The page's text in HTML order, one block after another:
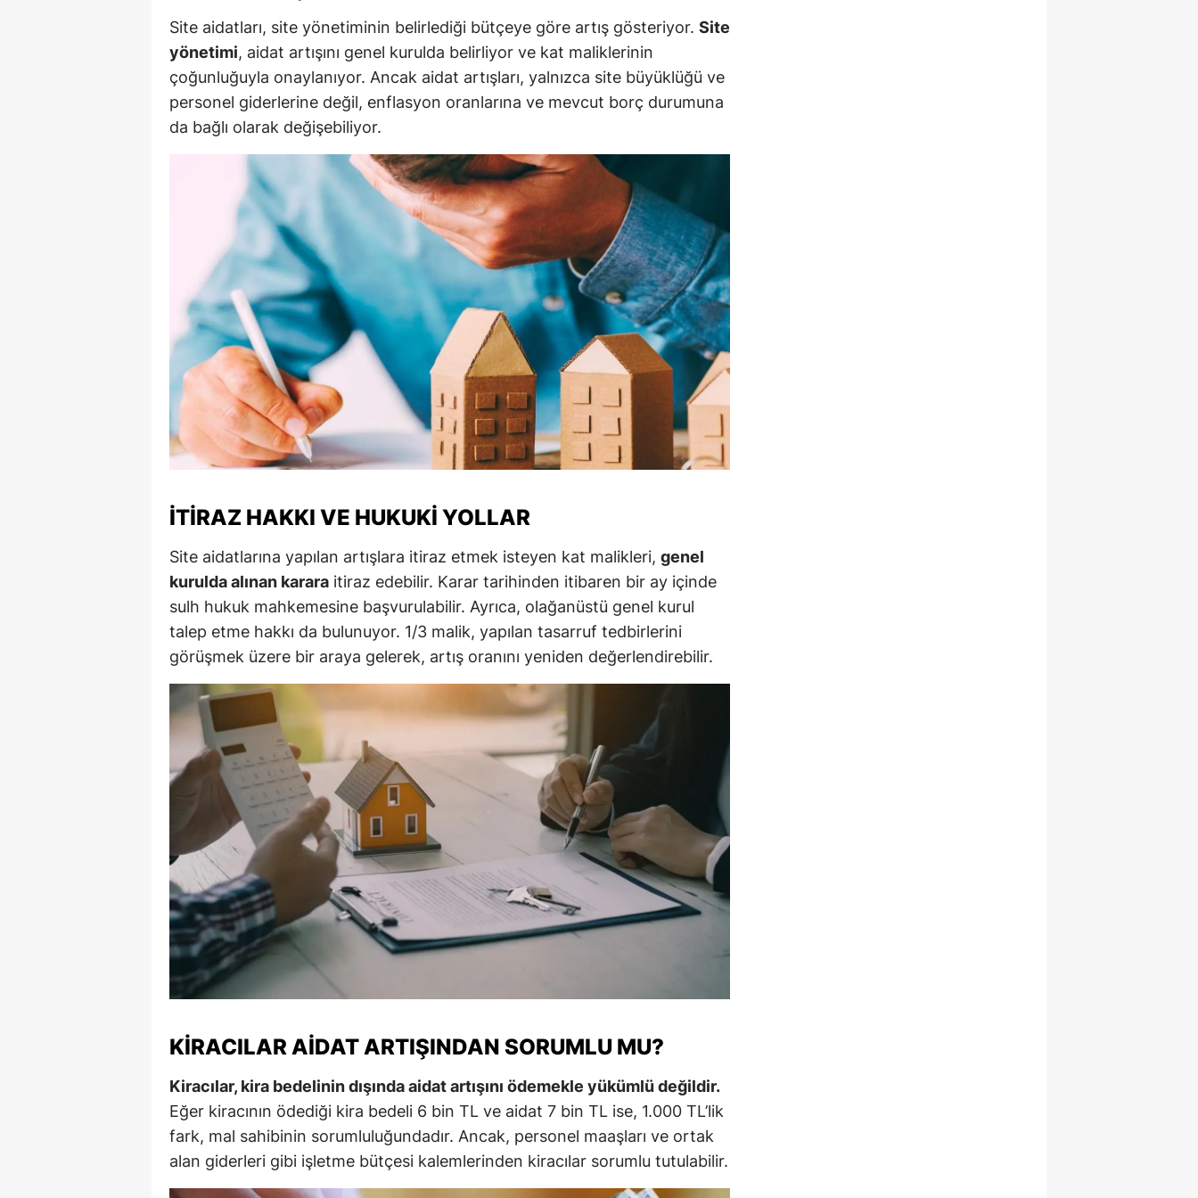
Mersin
İstanbul
İzmir
Kastamonu
Kayseri
Kırklareli
Kırşehir
Kocaeli
Kütahya
Malatya
Manisa
Muğla
Muş
Niğde
Ordu
Rize
Sakarya
Samsun
Siirt
Sinop
Sivas
Trabzon
Tunceli
Şanlıurfa
Uşak
Van
Site aidatları, site yönetiminin belirlediği bütçeye göre artış gösteriyor. Site
yönetimi, aidat artışını genel kurulda belirliyor ve kat maliklerinin
çoğunluğuyla onaylanıyor. Ancak aidat artışları, yalnızca site büyüklüğü ve
personel giderlerine değil, enflasyon oranlarına ve mevcut borç durumuna
da bağlı olarak değişebiliyor.
İTIRAZ HAKKI VE HUKUKI YOLLAR
Site aidatlarına yapılan artışlara itiraz etmek isteyen kat malikleri, genel
kurulda alınan karara itiraz edebilir. Karar tarihinden itibaren bir ay içinde
sulh hukuk mahkemesine başvurulabilir. Ayrıca, olağanüstü genel kurul
talep etme hakkı da bulunuyor. 1/3 malik, yapılan tasarruf tedbirlerini
görüşmek üzere bir araya gelerek, artış oranını yeniden değerlendirebilir.
KIRACILAR AIDAT ARTIŞINDAN SORUMLU MU?
Kiracılar, kira bedelinin dışında aidat artışını ödemekle yükümlü değildir.
Eğer kiracının ödediği kira bedeli 6 bin TL ve aidat 7 bin TL ise, 1.000 TL’lik
fark, mal sahibinin sorumluluğundadır. Ancak, personel maaşları ve ortak
alan giderleri gibi işletme bütçesi kalemlerinden kiracılar sorumlu tutulabilir.